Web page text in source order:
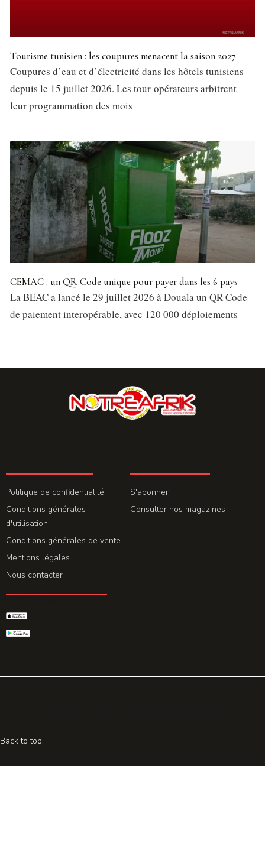
Tourisme tunisien : les coupures menacent la saison 2027
Coupures d’eau et d’électricité dans les hôtels tunisiens
depuis le 15 juillet 2026. Les tour-opérateurs arbitrent
leur programmation des mois
CEMAC : un QR Code unique pour payer dans les 6 pays
La BEAC a lancé le 29 juillet 2026 à Douala un QR Code
de paiement interopérable, avec 120 000 déploiements
Politique de confidentialité
Conditions générales
d'utilisation
Conditions générales de vente
Mentions légales
Nous contacter
S'abonner
Consulter nos magazines
Back to top